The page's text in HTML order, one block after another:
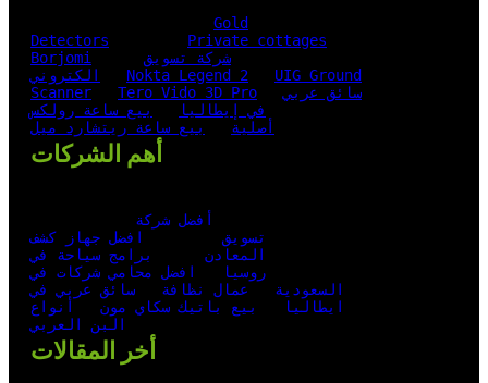
Gold
Detectors
Private cottages
Borjomi
شركة تسويق
الكتروني
Nokta Legend 2
UIG Ground
Scanner
Tero Vido 3D Pro
سائق عربي
في إيطاليا
بيع ساعة رولكس
أصلية
بيع ساعة ريتشارد ميل
أهم الشركات
أفضل شركة
تسويق
افضل جهاز كشف
المعادن
برامج سياحة في
روسيا
افضل محامي شركات في
السعودية
عمال نظافة
سائق عربي في
ايطاليا
بيع باتيك سكاي مون
أنواع
البن العربي
أخر المقالات